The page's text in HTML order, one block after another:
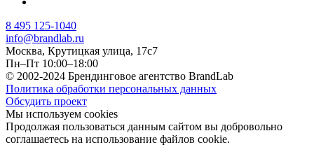
8 495 125-1040
info@brandlab.ru
Москва, Крутицкая улица, 17с7
Пн–Пт 10:00–18:00
© 2002-2024 Брендинговое агентство BrandLab
Политика обработки персональных данных
Обсудить проект
Мы используем cookies
Продолжая пользоваться данным сайтом вы добровольно
соглашаетесь на использование файлов cookie.